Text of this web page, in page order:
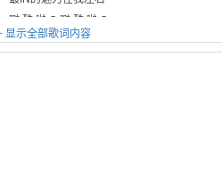
噼 酷 啪 Q 噼 酷 啪 Q
外星人就是这样说话
显示全部歌词内容